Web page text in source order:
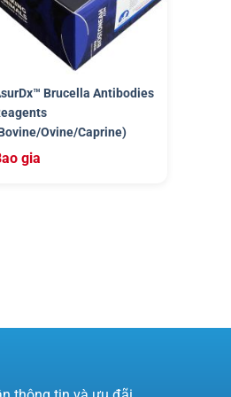
Brucella Antibodies
Ovine/Caprine)
gia